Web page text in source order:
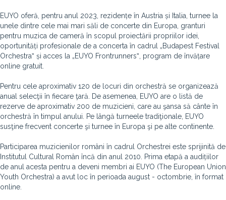
EUYO oferă, pentru anul 2023, rezidențe în Austria și Italia, turnee la
unele dintre cele mai mari săli de concerte din Europa, granturi
pentru muzica de cameră în scopul proiectării propriilor idei,
oportunități profesionale de a concerta în cadrul „Budapest Festival
Orchestraˮ și acces la „EUYO Frontrunnersˮ, program de învățare
online gratuit.
Pentru cele aproximativ 120 de locuri din orchestră se organizează
anual selecţii în fiecare ţară. De asemenea, EUYO are o listă de
rezerve de aproximativ 200 de muzicieni, care au şansa să cânte în
orchestră în timpul anului. Pe lângă turneele tradiţionale, EUYO
susţine frecvent concerte şi turnee în Europa şi pe alte continente.
Participarea muzicienilor români în cadrul Orchestrei este sprijinită de
Institutul Cultural Român încă din anul 2010. Prima etapă a audițiilor
de anul acesta pentru a deveni membri ai EUYO (The European Union
Youth Orchestra) a avut loc în perioada august - octombrie, în format
online.